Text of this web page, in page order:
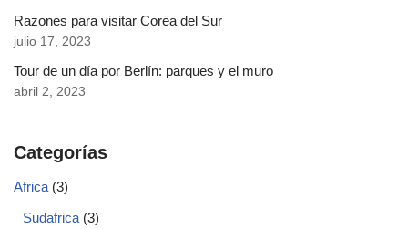
Razones para visitar Corea del Sur
julio 17, 2023
Tour de un día por Berlín: parques y el muro
abril 2, 2023
Categorías
Africa(3)
Sudafrica(3)